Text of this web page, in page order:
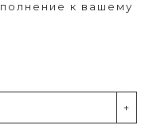
к вашему
+